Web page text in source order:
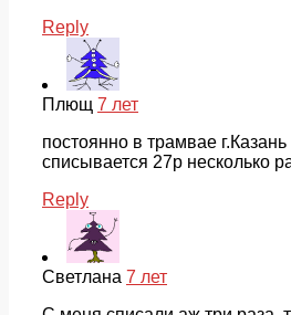
Reply
Плющ 7 лет
постоянно в трамвае г.Казань
списывается 27р несколько
Reply
Cветлана 7 лет